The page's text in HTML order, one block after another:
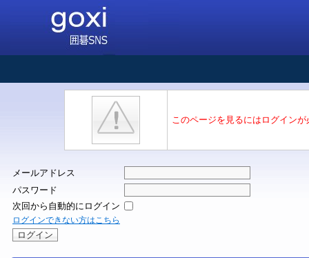
このページを見るにはログインが
メールアドレス
パスワード
次回から自動的にログイン
ログインできない方はこちら